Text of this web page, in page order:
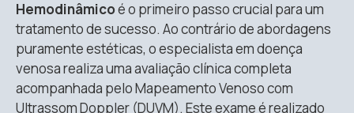
Hemodinâmicoé o primeiro passo crucial para um
tratamento de sucesso. Ao contrário de abordagens
puramente estéticas, o especialista em doença
venosa realiza uma avaliação clínica completa
acompanhada pelo Mapeamento Venoso com
Ultrassom Doppler (DUVM). Este exame é realizado